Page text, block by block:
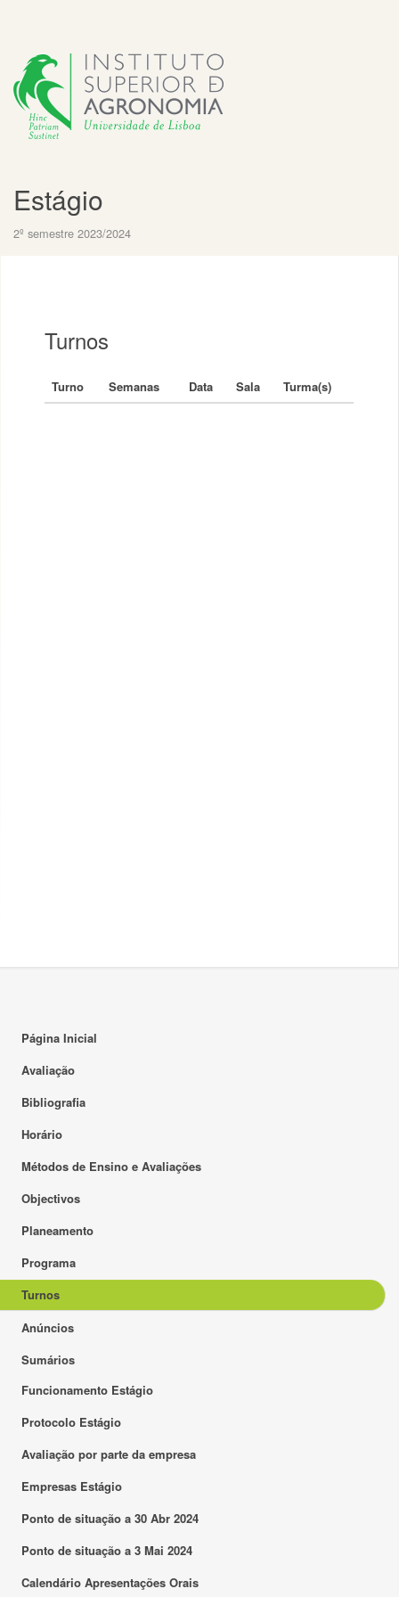
Estágio
2º semestre 2023/2024
Turnos
Turno Semanas Data Sala Turma(s)
Página Inicial
Avaliação
Bibliografia
Horário
Métodos de Ensino e Avaliações
Objectivos
Planeamento
Programa
Turnos
Anúncios
Sumários
Funcionamento Estágio
Protocolo Estágio
Avaliação por parte da empresa
Empresas Estágio
Ponto de situação a 30 Abr 2024
Ponto de situação a 3 Mai 2024
Calendário Apresentações Orais